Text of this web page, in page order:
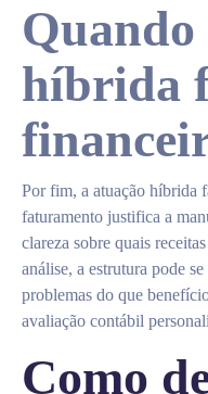
Quando
híbrida
Por fim, a atuação híbrida
faturamento justifica a
clareza sobre quais
análise, a estrutura pode
problemas do que
avaliação contábil
Como